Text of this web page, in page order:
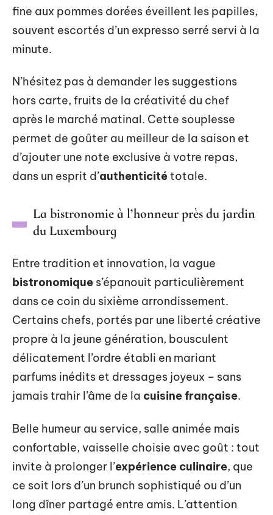
fine aux pommes dorées éveillent les papilles,
souvent escortés d’un expresso serré servi à la
minute.
N’hésitez pas à demander les suggestions
hors carte, fruits de la créativité du chef
après le marché matinal. Cette souplesse
permet de goûter au meilleur de la saison et
d’ajouter une note exclusive à votre repas,
dans un esprit d’authenticitétotale.
La bistronomie à l’honneur près du jardin
du Luxembourg
Entre tradition et innovation, la vague
bistronomique s’épanouit particulièrement
dans ce coin du sixième arrondissement.
Certains chefs, portés par une liberté créative
propre à la jeune génération, bousculent
délicatement l’ordre établi en mariant
parfums inédits et dressages joyeux – sans
jamais trahir l’âme de la cuisine française.
Belle humeur au service, salle animée mais
confortable, vaisselle choisie avec goût : tout
invite à prolonger l’expérience culinaire, que
ce soit lors d’un brunch sophistiqué ou d’un
long dîner partagé entre amis. L’attention